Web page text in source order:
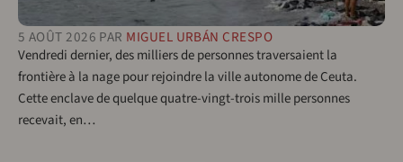
5 AOÛT 2026 PAR MIGUEL URBÁN CRESPO
Vendredi dernier, des milliers de personnes traversaient la
frontière à la nage pour rejoindre la ville autonome de Ceuta.
Cette enclave de quelque quatre-vingt-trois mille personnes
recevait, en…